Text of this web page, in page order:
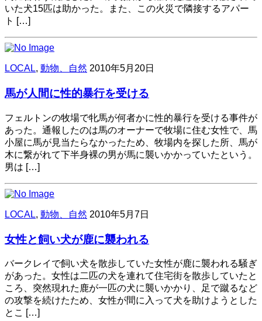
いた犬15匹は助かった。また、この火災で隣接するアパー
ト […]
LOCAL, 動物、自然 2010年5月20日
馬が人間に性的暴行を受ける
フェルトンの牧場で牝馬が何者かに性的暴行を受ける事件が
あった。通報したのは馬のオーナーで牧場に住む女性で、馬
小屋に馬が見当たらなかったため、牧場内を探した所、馬が
木に繋がれて下半身裸の男が馬に襲いかかっていたという。
男は […]
LOCAL, 動物、自然 2010年5月7日
女性と飼い犬が鹿に襲われる
バークレイで飼い犬を散歩していた女性が鹿に襲われる騒ぎ
があった。女性は二匹の犬を連れて住宅街を散歩していたと
ころ、突然現れた鹿が一匹の犬に襲いかかり、足で蹴るなど
の攻撃を続けたため、女性が間に入って犬を助けようとした
とこ […]